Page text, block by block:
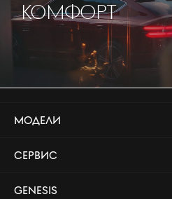
КОМФОРТ
МОДЕЛИ
СЕРВИС
GENESIS